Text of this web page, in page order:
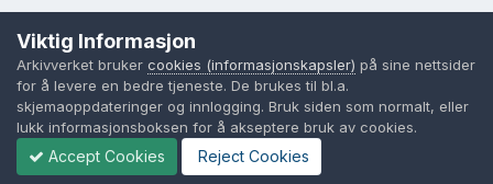
Cookies (informasjonskapsler)
Powered by Invision Community
Viktig Informasjon
Arkivverket bruker cookies (informasjonskapsler) på sine nettsider
for å levere en bedre tjeneste. De brukes til bl.a.
skjemaoppdateringer og innlogging. Bruk siden som normalt, eller
lukk informasjonsboksen for å akseptere bruk av cookies.
Accept Cookies Reject Cookies